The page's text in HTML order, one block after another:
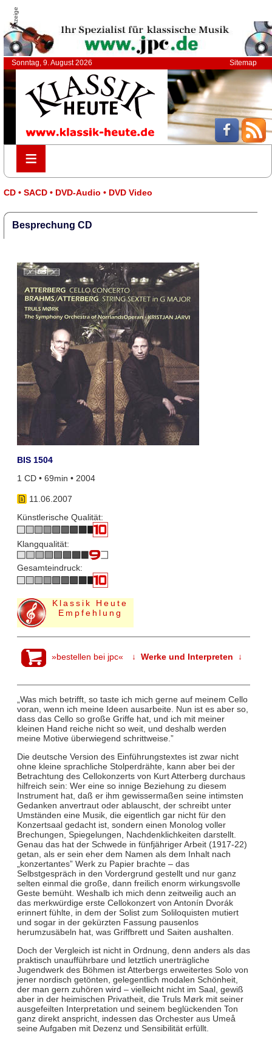
Anzeige
Sonntag, 9. August 2026 Sitemap
≡
≡
CD • SACD • DVD-Audio • DVD Video
Besprechung CD
BIS 1504
1 CD • 69min • 2004
11.06.2007
Künstlerische Qualität:
Klangqualität:
Gesamteindruck:
Klassik Heute
Empfehlung
»bestellen bei jpc« ↓ Werke und Interpreten ↓
„Was mich betrifft, so taste ich mich gerne auf meinem Cello
voran, wenn ich meine Ideen ausarbeite. Nun ist es aber so,
dass das Cello so große Griffe hat, und ich mit meiner
kleinen Hand reiche nicht so weit, und deshalb werden
meine Motive überwiegend schrittweise.”
Die deutsche Version des Einführungstextes ist zwar nicht
ohne kleine sprachliche Stolperdrähte, kann aber bei der
Betrachtung des Cellokonzerts von Kurt Atterberg durchaus
hilfreich sein: Wer eine so innige Beziehung zu diesem
Instrument hat, daß er ihm gewissermaßen seine intimsten
Gedanken anvertraut oder ablauscht, der schreibt unter
Umständen eine Musik, die eigentlich gar nicht für den
Konzertsaal gedacht ist, sondern einen Monolog voller
Brechungen, Spiegelungen, Nachdenklichkeiten darstellt.
Genau das hat der Schwede in fünfjähriger Arbeit (1917-22)
getan, als er sein eher dem Namen als dem Inhalt nach
„konzertantes” Werk zu Papier brachte – das
Selbstgespräch in den Vordergrund gestellt und nur ganz
selten einmal die große, dann freilich enorm wirkungsvolle
Geste bemüht. Weshalb ich mich denn zeitweilig auch an
das merkwürdige erste Cellokonzert von Antonín Dvorák
erinnert fühlte, in dem der Solist zum Soliloquisten mutiert
und sogar in der gekürzten Fassung pausenlos
herumzusäbeln hat, was Griffbrett und Saiten aushalten.
Doch der Vergleich ist nicht in Ordnung, denn anders als das
praktisch unaufführbare und letztlich unerträgliche
Jugendwerk des Böhmen ist Atterbergs erweitertes Solo von
jener nordisch getönten, gelegentlich modalen Schönheit,
der man gern zuhören wird – vielleicht nicht im Saal, gewiß
aber in der heimischen Privatheit, die Truls Mørk mit seiner
ausgefeilten Interpretation und seinem beglückenden Ton
ganz direkt anspricht, indessen das Orchester aus Umeå
seine Aufgaben mit Dezenz und Sensibilität erfüllt.